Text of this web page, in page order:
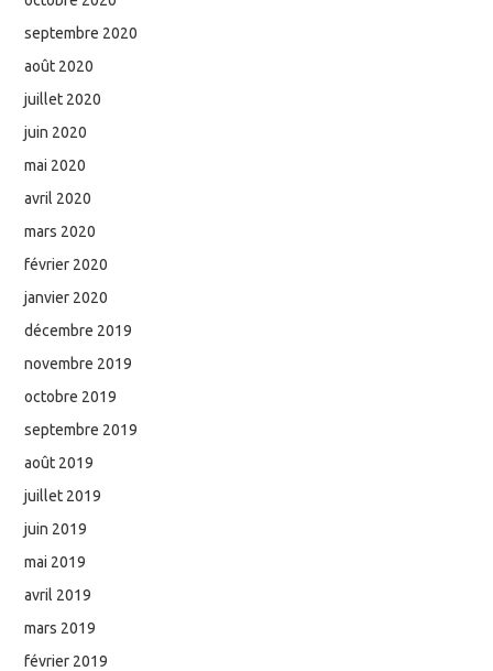
septembre 2020
août 2020
juillet 2020
juin 2020
mai 2020
avril 2020
mars 2020
février 2020
janvier 2020
décembre 2019
novembre 2019
octobre 2019
septembre 2019
août 2019
juillet 2019
juin 2019
mai 2019
avril 2019
mars 2019
février 2019